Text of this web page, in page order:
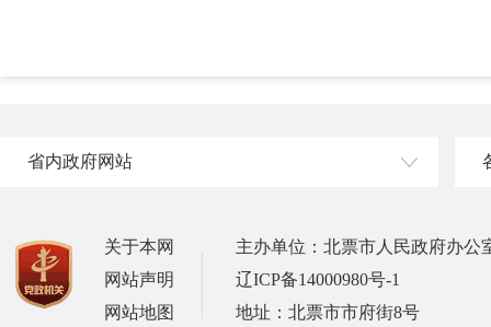
省内政府网站
关于本网
网站声明
网站地图
主办单位：北票市人民政府办公
辽ICP备14000980号-1
地址：北票市市府街8号